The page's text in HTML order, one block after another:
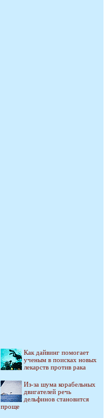
Как дайвинг помогает
ученым в поисках новых
лекарств против рака
Из-за шума корабельных
двигателей речь
дельфинов становится
проще